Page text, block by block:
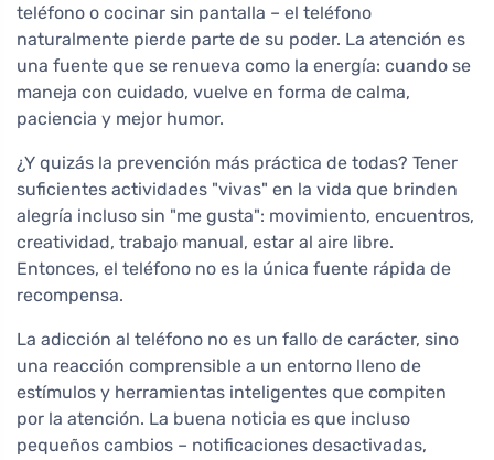
teléfono o cocinar sin pantalla – el teléfono
naturalmente pierde parte de su poder. La atención es
una fuente que se renueva como la energía: cuando se
maneja con cuidado, vuelve en forma de calma,
paciencia y mejor humor.
¿Y quizás la prevención más práctica de todas? Tener
suficientes actividades "vivas" en la vida que brinden
alegría incluso sin "me gusta": movimiento, encuentros,
creatividad, trabajo manual, estar al aire libre.
Entonces, el teléfono no es la única fuente rápida de
recompensa.
La adicción al teléfono no es un fallo de carácter, sino
una reacción comprensible a un entorno lleno de
estímulos y herramientas inteligentes que compiten
por la atención. La buena noticia es que incluso
pequeños cambios – notificaciones desactivadas,